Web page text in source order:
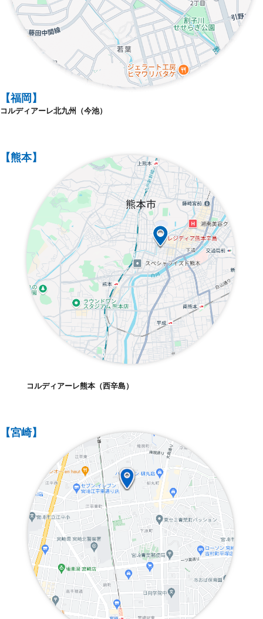
【福岡】
コルディアーレ北九州（今池）
【熊本】
コルディアーレ熊本（西辛島）
【宮崎】